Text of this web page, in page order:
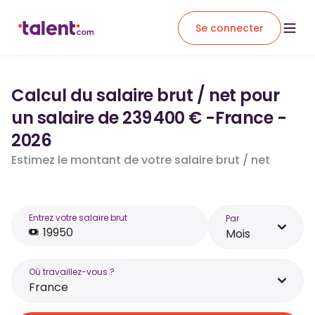
Se connecter
Calcul du salaire brut / net pour
un salaire de 239 400 € -France -
2026
Estimez le montant de votre salaire brut / net
Entrez votre salaire brut Par
Mois
Où travaillez-vous ?
France